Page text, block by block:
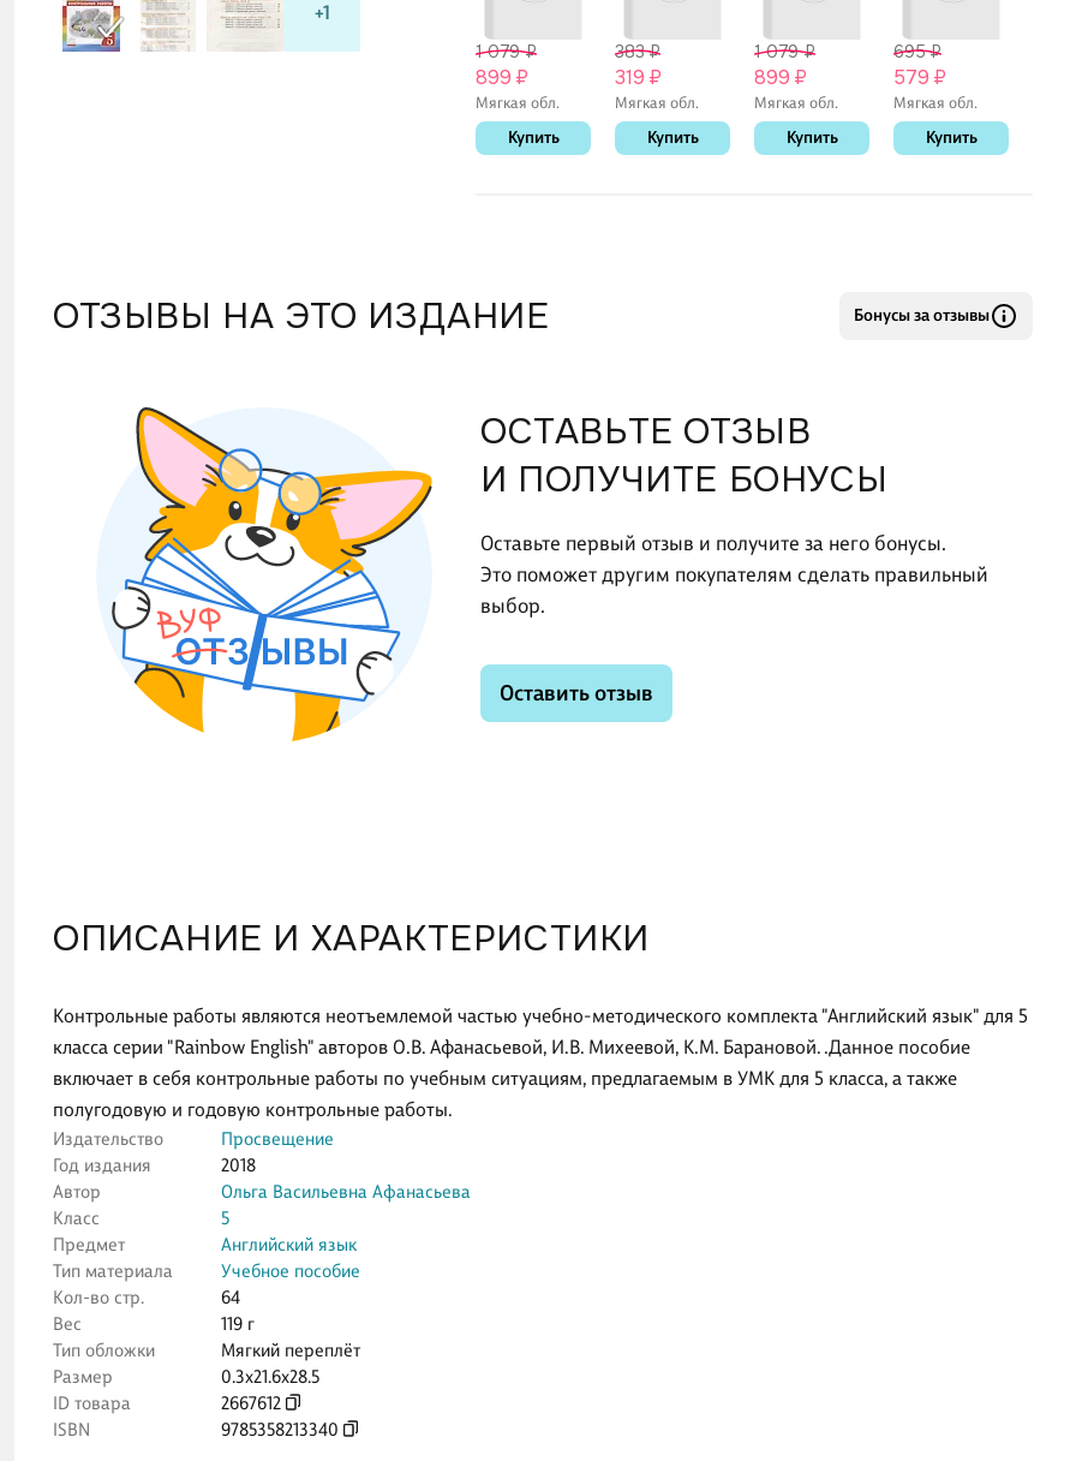
+1
1 079 ₽
899 ₽
Мягкая обл.
Купить
383 ₽
319 ₽
Мягкая обл.
Купить
1 079 ₽
899 ₽
Мягкая обл.
Купить
695 ₽
579 ₽
Мягкая обл.
Купить
ОПИСАНИЕ И ХАРАКТЕРИСТИКИ
Контрольные работы являются неотъемлемой частью учебно-методического комплекта "Английский язык" для 5
класса серии "Rainbow English" авторов О.В. Афанасьевой, И.В. Михеевой, К.М. Барановой. .Данное пособие
включает в себя контрольные работы по учебным ситуациям, предлагаемым в УМК для 5 класса, а также
полугодовую и годовую контрольные работы.
Издательство
Просвещение
Год издания
2018
Автор
Ольга Васильевна Афанасьева
Класс
5
Предмет
Английский язык
Тип материала
Учебное пособие
Кол-во стр.
64
Вес
119 г
Тип обложки
Мягкий переплёт
Размер
0.3x21.6x28.5
ID товара
2667612
ISBN
9785358213340
ОТЗЫВЫ НА ЭТО ИЗДАНИЕ Бонусы за отзывы
ОСТАВЬТЕ ОТЗЫВ
И ПОЛУЧИТЕ БОНУСЫ
Оставьте первый отзыв и получите за него бонусы.
Это поможет другим покупателям сделать правильный
выбор.
Оставить отзыв